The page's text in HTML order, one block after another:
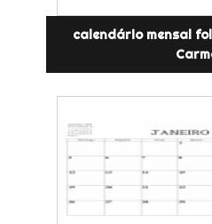
calendário mensal